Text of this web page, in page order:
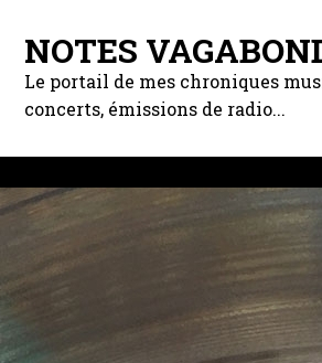
NOTES
Le portail de mes chroniques
concerts, émissions de radio...